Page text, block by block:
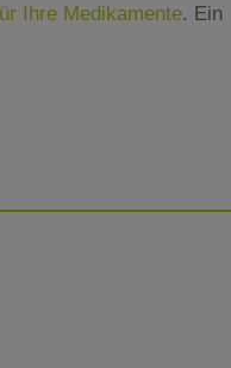
Ihre Medikamente. Ein